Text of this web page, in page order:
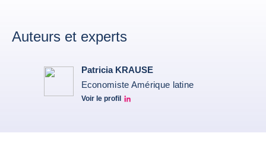
Auteurs et experts
Patricia KRAUSE
Economiste Amérique latine
Voir le profil
Patricia Linkedin